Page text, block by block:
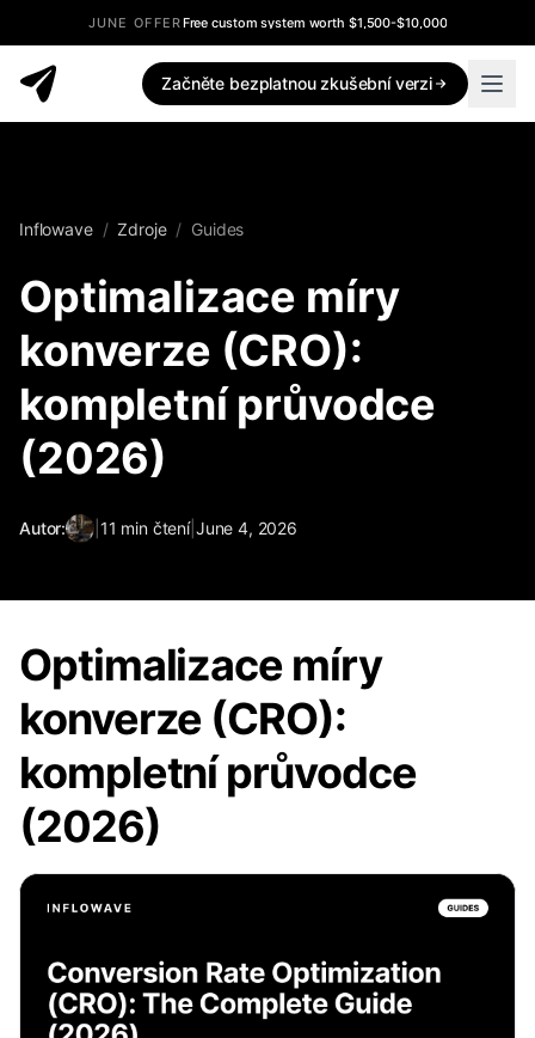
JUNE OFFERFree custom system worth $1,500-$10,000
Začněte bezplatnou zkušební verzi
Inflowave / Zdroje / Guides
Optimalizace míry
konverze (CRO):
kompletní průvodce
(2026)
Autor: 11 min čtení| June 4, 2026
Optimalizace míry
konverze (CRO):
kompletní průvodce
(2026)